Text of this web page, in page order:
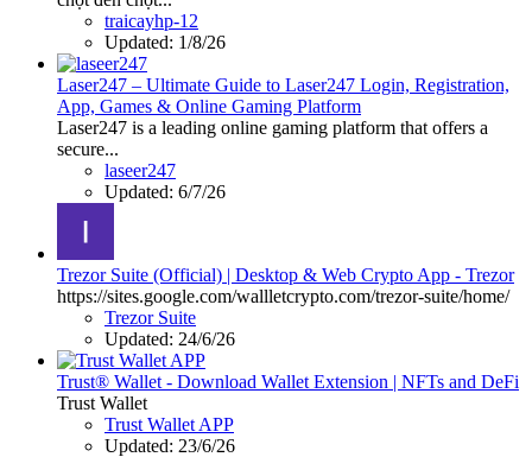
traicayhp-12
Updated: 1/8/26
Laser247 – Ultimate Guide to Laser247 Login, Registration,
App, Games & Online Gaming Platform
Laser247 is a leading online gaming platform that offers a
secure...
laseer247
Updated: 6/7/26
Trezor Suite (Official) | Desktop & Web Crypto App - Trezor
https://sites.google.com/wallletcrypto.com/trezor-suite/home/
Trezor Suite
Updated: 24/6/26
Trust® Wallet - Download Wallet Extension | NFTs and DeFi
Trust Wallet
Trust Wallet APP
Updated: 23/6/26